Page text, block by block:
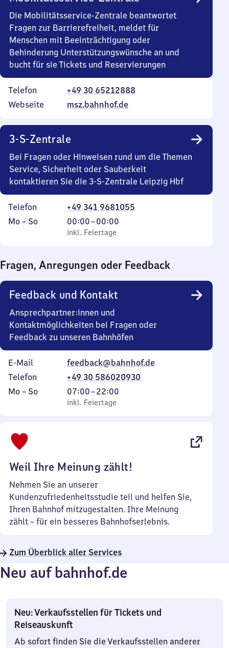
Die Mobilitätsservice-Zentrale beantwortet
Fragen zur Barrierefreiheit, meldet für
Menschen mit Beeinträchtigung oder
Behinderung Unterstützungswünsche an und
bucht für sie Tickets und Reservierungen
Telefon
+49 30 65212888
Webseite
msz.bahnhof.de
3-S-Zentrale
Bei Fragen oder Hinweisen rund um die Themen
Service, Sicherheit oder Sauberkeit
kontaktieren Sie die 3-S-Zentrale Leipzig Hbf
Telefon
+49 341 9681055
Montag
Mo – So,
inkl. Feiertage
00:00–00:00
Von
0
0
Uhr
inkl. Feiertage
Fragen, Anregungen oder Feedback
Feedback und Kontakt
Ansprechpartner:innen und
Kontaktmöglichkeiten bei Fragen oder
Feedback zu unseren Bahnhöfen
E-Mail
feedback@bahnhof.de
Telefon
+49 30 586020930
Montag
Mo – So,
inkl. Feiertage
07:00–22:00
Von
7
inkl. Feiertage
Weil Ihre Meinung zählt!
Nehmen Sie an unserer
Kundenzufriedenheitsstudie teil und helfen Sie,
Ihren Bahnhof mitzugestalten. Ihre Meinung
zählt – für ein besseres Bahnhofserlebnis.
Zum Überblick aller Services
Neu auf bahnhof.de
Neu: Verkaufsstellen für Tickets und
Reiseauskunft
Ab sofort finden Sie die Verkaufsstellen anderer